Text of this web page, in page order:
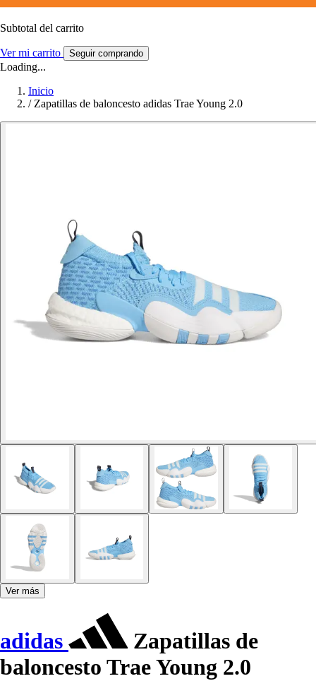
Subtotal del carrito
Ver mi carrito Seguir comprando
Loading...
Inicio
/ Zapatillas de baloncesto adidas Trae Young 2.0
Ver más
adidas
Zapatillas de
baloncesto Trae Young 2.0